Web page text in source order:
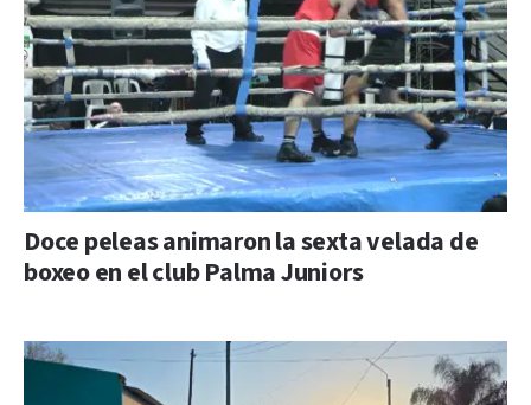
Doce peleas animaron la sexta velada de
boxeo en el club Palma Juniors